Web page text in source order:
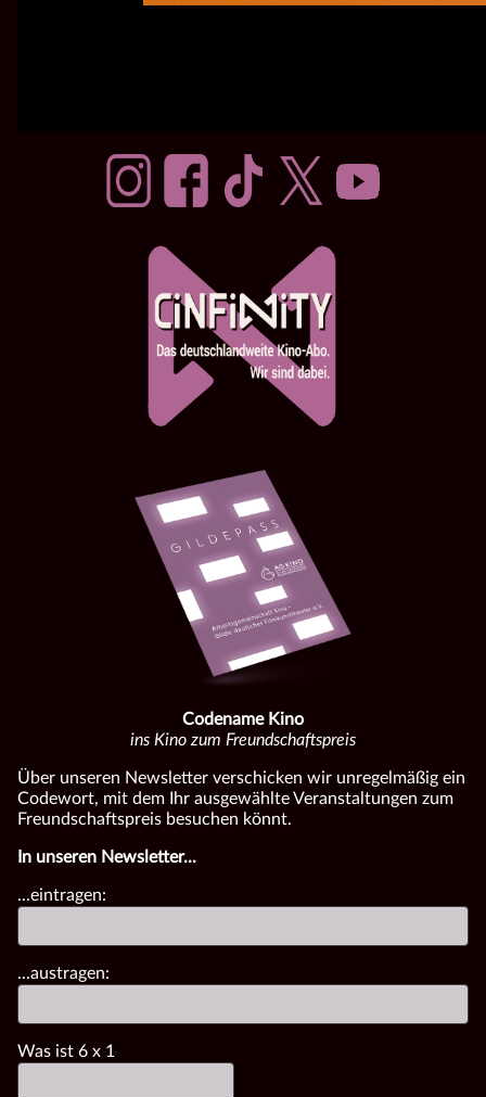
Codename Kino
ins Kino zum Freundschaftspreis
Über unseren Newsletter verschicken wir unregelmäßig ein
Codewort, mit dem Ihr ausgewählte Veranstaltungen zum
Freundschaftspreis besuchen könnt.
In unseren Newsletter...
...eintragen:
...austragen:
Was ist 6 x 1